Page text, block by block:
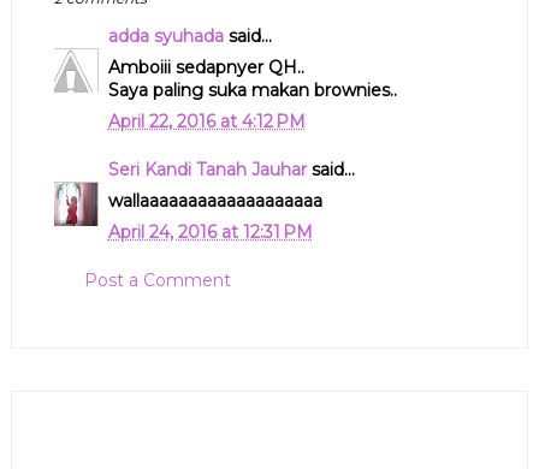
adda syuhadasaid...
Amboiii sedapnyer QH..
Saya paling suka makan brownies..
April 22, 2016 at 4:12 PM
Seri Kandi Tanah Jauharsaid...
wallaaaaaaaaaaaaaaaaaaa
April 24, 2016 at 12:31 PM
Post a Comment